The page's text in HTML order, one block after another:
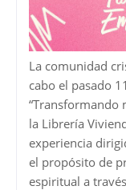
La comunidad
cabo el pasado
“Transformando
la Librería
experiencia
el propósito de
espiritual a